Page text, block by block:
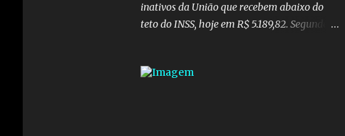
inativos da União que recebem abaixo do
teto do INSS, hoje em R$ 5.189,82. Segundo
inativos que recebem além do teto.